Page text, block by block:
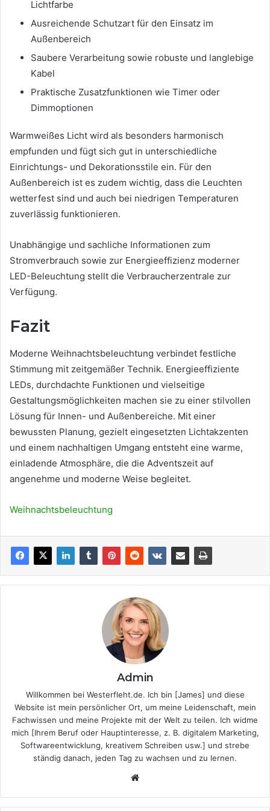
Lichtfarbe
Ausreichende Schutzart für den Einsatz im
Außenbereich
Saubere Verarbeitung sowie robuste und langlebige
Kabel
Praktische Zusatzfunktionen wie Timer oder
Dimmoptionen
Warmweißes Licht wird als besonders harmonisch
empfunden und fügt sich gut in unterschiedliche
Einrichtungs- und Dekorationsstile ein. Für den
Außenbereich ist es zudem wichtig, dass die Leuchten
wetterfest sind und auch bei niedrigen Temperaturen
zuverlässig funktionieren.
Unabhängige und sachliche Informationen zum
Stromverbrauch sowie zur Energieeffizienz moderner
LED-Beleuchtung stellt die Verbraucherzentrale zur
Verfügung.
Fazit
Moderne Weihnachtsbeleuchtung verbindet festliche
Stimmung mit zeitgemäßer Technik. Energieeffiziente
LEDs, durchdachte Funktionen und vielseitige
Gestaltungsmöglichkeiten machen sie zu einer stilvollen
Lösung für Innen- und Außenbereiche. Mit einer
bewussten Planung, gezielt eingesetzten Lichtakzenten
und einem nachhaltigen Umgang entsteht eine warme,
einladende Atmosphäre, die die Adventszeit auf
angenehme und moderne Weise begleitet.
Weihnachtsbeleuchtung
Admin
Willkommen bei Westerfleht.de. Ich bin [James] und diese
Website ist mein persönlicher Ort, um meine Leidenschaft, mein
Fachwissen und meine Projekte mit der Welt zu teilen. Ich widme
mich [Ihrem Beruf oder Hauptinteresse, z. B. digitalem Marketing,
Softwareentwicklung, kreativem Schreiben usw.] und strebe
ständig danach, jeden Tag zu wachsen und zu lernen.